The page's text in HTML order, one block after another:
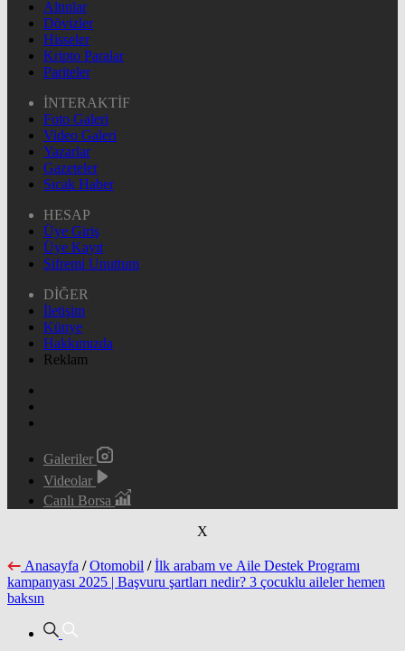
Altınlar
Dövizler
Hisseler
Kripto Paralar
Pariteler
İNTERAKTİF
Foto Galeri
Video Galeri
Yazarlar
Gazeteler
Sıcak Haber
HESAP
Üye Giriş
Üye Kayıt
Şifremi Unuttum
DİĞER
İletişim
Künye
Hakkımızda
Reklam
Galeriler
Videolar
Canlı Borsa
X
Anasayfa / Otomobil / İlk arabam ve Aile Destek Programı
kampanyası 2025 | Başvuru şartları nedir? 3 çocuklu aileler hemen
baksın